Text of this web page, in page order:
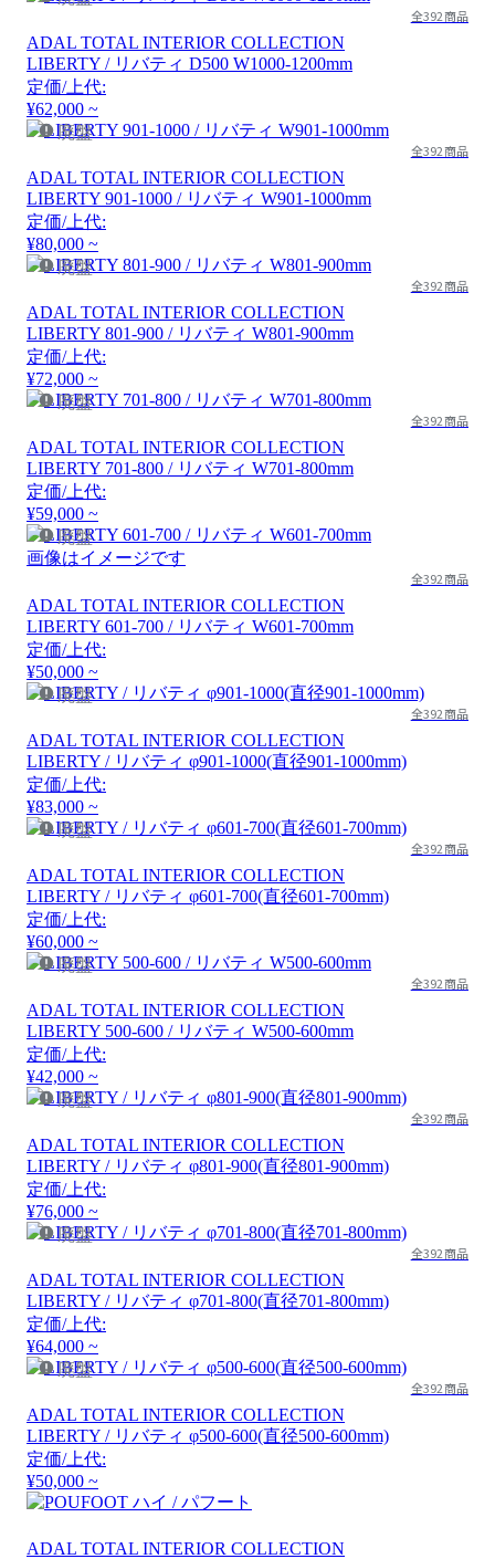
全392商品
ADAL TOTAL INTERIOR COLLECTION
LIBERTY / リバティ D500 W1000-1200mm
定価/上代:
¥62,000 ~
廃盤
全392商品
ADAL TOTAL INTERIOR COLLECTION
LIBERTY 901-1000 / リバティ W901-1000mm
定価/上代:
¥80,000 ~
廃盤
全392商品
ADAL TOTAL INTERIOR COLLECTION
LIBERTY 801-900 / リバティ W801-900mm
定価/上代:
¥72,000 ~
廃盤
全392商品
ADAL TOTAL INTERIOR COLLECTION
LIBERTY 701-800 / リバティ W701-800mm
定価/上代:
¥59,000 ~
廃盤
画像はイメージです
全392商品
ADAL TOTAL INTERIOR COLLECTION
LIBERTY 601-700 / リバティ W601-700mm
定価/上代:
¥50,000 ~
廃盤
全392商品
ADAL TOTAL INTERIOR COLLECTION
LIBERTY / リバティ φ901-1000(直径901-1000mm)
定価/上代:
¥83,000 ~
廃盤
全392商品
ADAL TOTAL INTERIOR COLLECTION
LIBERTY / リバティ φ601-700(直径601-700mm)
定価/上代:
¥60,000 ~
廃盤
全392商品
ADAL TOTAL INTERIOR COLLECTION
LIBERTY 500-600 / リバティ W500-600mm
定価/上代:
¥42,000 ~
廃盤
全392商品
ADAL TOTAL INTERIOR COLLECTION
LIBERTY / リバティ φ801-900(直径801-900mm)
定価/上代:
¥76,000 ~
廃盤
全392商品
ADAL TOTAL INTERIOR COLLECTION
LIBERTY / リバティ φ701-800(直径701-800mm)
定価/上代:
¥64,000 ~
廃盤
全392商品
ADAL TOTAL INTERIOR COLLECTION
LIBERTY / リバティ φ500-600(直径500-600mm)
定価/上代:
¥50,000 ~
ADAL TOTAL INTERIOR COLLECTION